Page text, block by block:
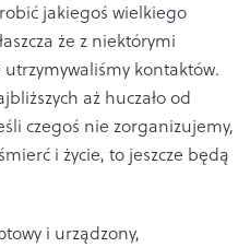
jakiegoś wielkiego
że z niektórymi
kontaktów.
aż huczało od
czegoś nie zorganizujemy,
i życie, to jeszcze będą
i urządzony,